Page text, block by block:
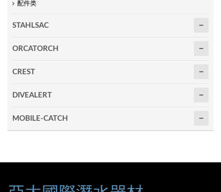
配件类
STAHLSAC
ORCATORCH
CREST
DIVEALERT
MOBILE-CATCH